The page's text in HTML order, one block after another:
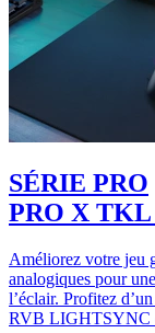
SÉRIE PRO
PRO X
Améliorez votre jeu
analogiques pour
l’éclair. Profitez
RVB LIGHTSYNC